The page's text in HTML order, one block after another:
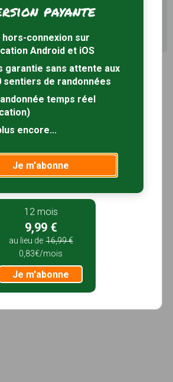
Je m'abonnepayante
hors-connexion sur
Android et iOS
garantie sans attente aux
sentiers de randonnées
temps réel
encore...
Je m'abonne
12 mois
9,99 €
au lieu de 16,99 €
0,83€/mois
Je m'abonne